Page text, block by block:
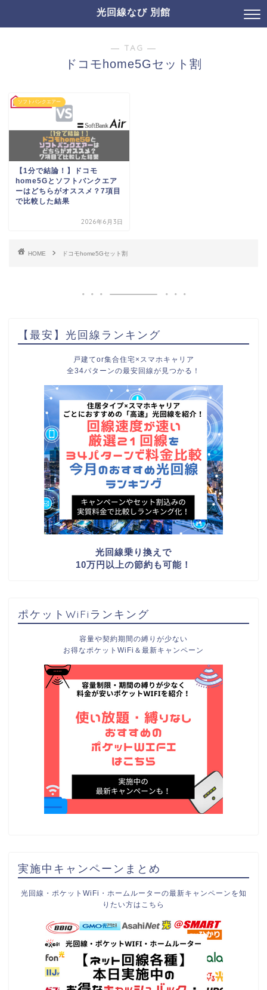
光回線なび 別館
― TAG ―
ドコモhome5Gセット割
ソフトバンクエアー
【1分で結論！】ドコモ
home5Gとソフトバンクエア
ーはどちらがオススメ？7項目
で比較した結果
2026年6月3日
HOME ドコモhome5Gセット割
【最安】光回線ランキング
戸建てor集合住宅×スマホキャリア
全34パターンの最安回線が見つかる！
光回線乗り換えで
10万円以上の節約も可能！
ポケットWiFiランキング
容量や契約期間の縛りが少ない
お得なポケットWiFi＆最新キャンペーン
実施中キャンペーンまとめ
光回線・ポケットWiFi・ホームルーターの最新キャンペーンを知
りたい方はこちら